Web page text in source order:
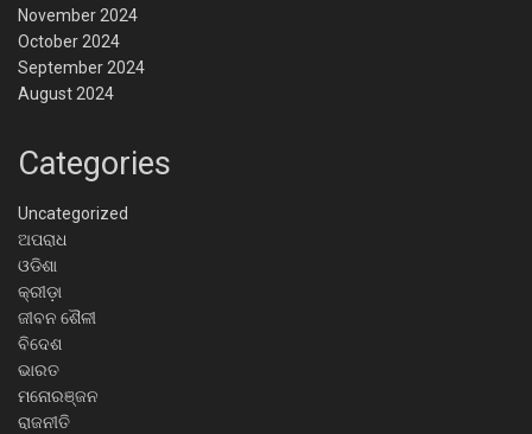
November 2024
October 2024
September 2024
August 2024
Categories
Uncategorized
ଅପରାଧ
ଓଡିଶା
କ୍ରୀଡ଼ା
ଜୀବନ ଶୈଳୀ
ବିଦେଶ
ଭାରତ
ମନୋରଞ୍ଜନ
ରାଜନୀତି